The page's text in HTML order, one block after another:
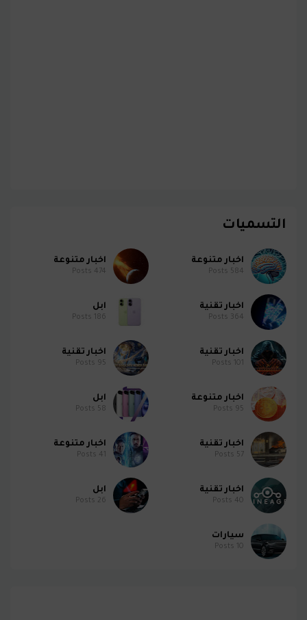
التسميات
اخبار متنوعة
584
اخبار متنوعة
474
اخبار تقنية
364
ابل
186
اخبار تقنية
101
اخبار تقنية
95
اخبار متنوعة
95
ابل
58
اخبار تقنية
57
اخبار متنوعة
41
اخبار تقنية
40
ابل
26
سيارات
10